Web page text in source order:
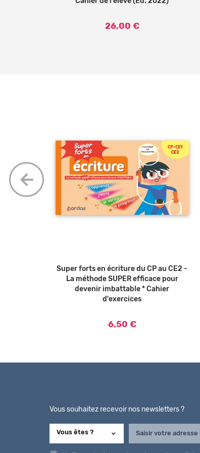
26,00 €
Ajouter au panier
Super forts en écriture du CP au CE2 -
La méthode SUPER efficace pour
devenir imbattable * Cahier
d'exercices
6,50 €
Vous souhaitez recevoir nos newsletters ?